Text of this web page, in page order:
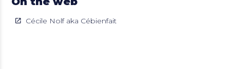
Cécile Nolf aka Cébienfait